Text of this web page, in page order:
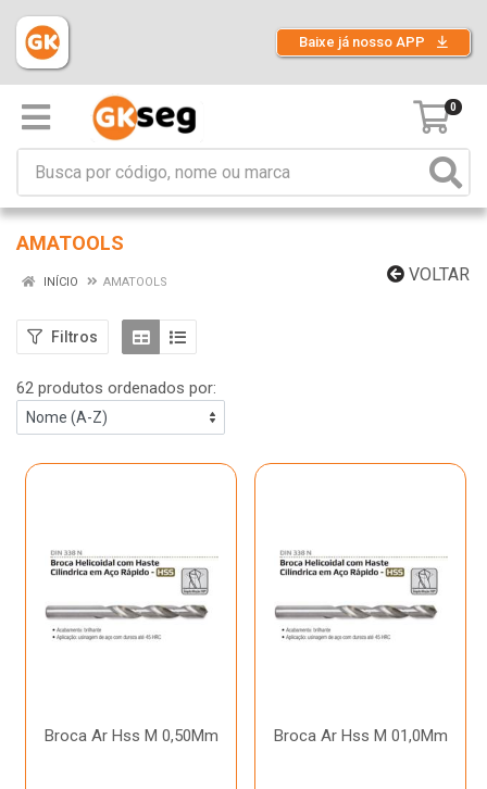
Baixe já nosso APP
0
AMATOOLS
VOLTAR
INÍCIO AMATOOLS
Filtros
62 produtos ordenados por:
Broca Ar Hss M 0,50Mm Broca Ar Hss M 01,0Mm